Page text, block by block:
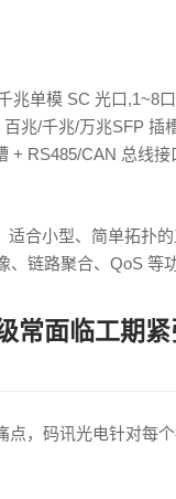
兆单模 SC 光口,1~8
兆/千兆/万兆SFP 插
+ RS485/CAN 总线接
适合小型、简单拓扑
、链路聚合、QoS
常面临工期
，码讯光电针对每